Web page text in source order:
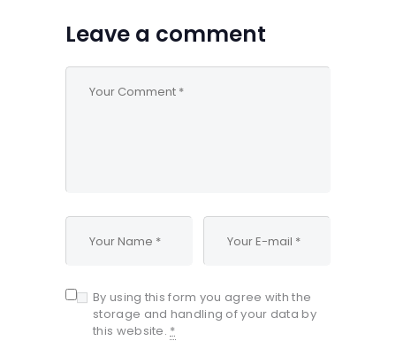
Leave a comment
By using this form you agree with the
storage and handling of your data by
this website. *